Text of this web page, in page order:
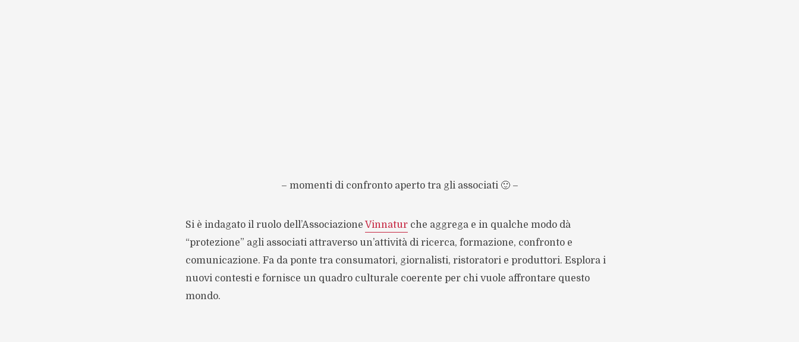
– momenti di confronto aperto tra gli associati 🙂 –
Si è indagato il ruolo dell’Associazione Vinnatur che aggrega e in qualche modo dà
“protezione” agli associati attraverso un’attività di ricerca, formazione, confronto e
comunicazione. Fa da ponte tra consumatori, giornalisti, ristoratori e produttori. Esplora i
nuovi contesti e fornisce un quadro culturale coerente per chi vuole affrontare questo
mondo.